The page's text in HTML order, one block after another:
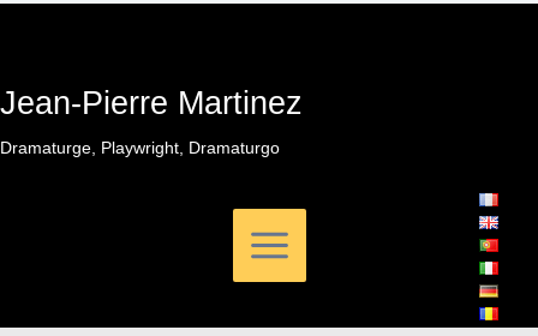
Ir
Jean-Pierre Martinez
Dramaturge, Playwright, Dramaturgo